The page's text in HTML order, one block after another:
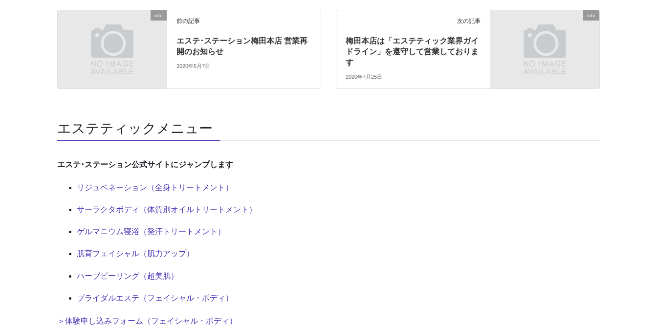
info
前の記事
エステ･ステーション梅田本店 営業再
開のお知らせ
2020年5月7日
info
次の記事
梅田本店は「エステティック業界ガイ
ドライン」を遵守して営業しておりま
す
2020年7月25日
エステティックメニュー
エステ･ステーション公式サイトにジャンプします
リジュベネーション（全身トリートメント）
サーラクタボディ（体質別オイルトリートメント）
ゲルマニウム寝浴（発汗トリートメント）
肌育フェイシャル（肌力アップ）
ハーブピーリング（超美肌）
ブライダルエステ（フェイシャル・ボディ）
＞体験申し込みフォーム（フェイシャル・ボディ）